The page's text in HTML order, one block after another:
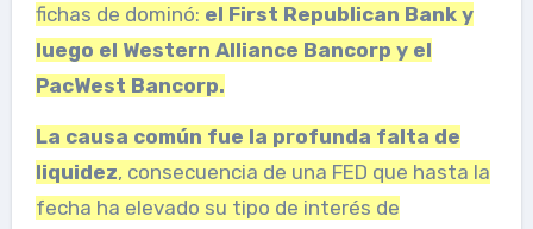
fichas de dominó: el First Republican Bank y
luego el Western Alliance Bancorp y el
PacWest Bancorp.
La causa común fue la profunda falta de
liquidez, consecuencia de una FED que hasta la
fecha ha elevado su tipo de interés de